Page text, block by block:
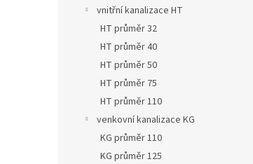
vnitřní kanalizace HT
HT průměr 32
HT průměr 40
HT průměr 50
HT průměr 75
HT průměr 110
venkovní kanalizace KG
KG průměr 110
KG průměr 125